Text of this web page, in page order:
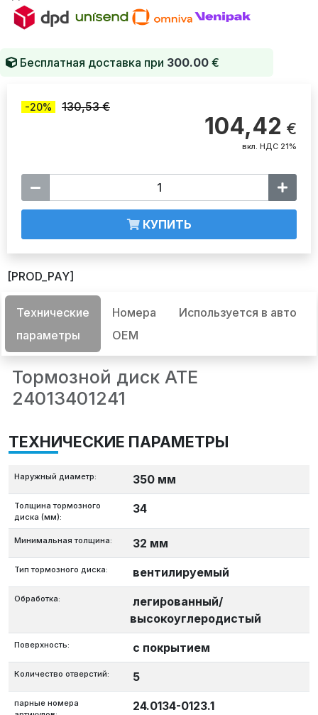
Бесплатная доставка при 300.00 €
-20% 130,53 €
104,42 €
вкл. НДС 21%
КУПИТЬ
[PROD_PAY]
Технические
параметры
Номера
OEM
Используется в авто
Тормозной диск ATE
24013401241
ТЕХНИЧЕСКИЕ ПАРАМЕТРЫ
Наружный диаметр: 350 мм
Толщина тормозного
диска (мм):
34
Минимальная толщина: 32 мм
Тип тормозного диска: вентилируемый
Обработка:
легированный/
высокоуглеродистый
Поверхность: с покрытием
Количество отверстий: 5
парные номера
24.0134-0123.1